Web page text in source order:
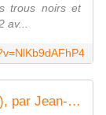
trous noirs et
Les travaux de Stephen Hawking (3/3), par Jean-Pierre Luminet